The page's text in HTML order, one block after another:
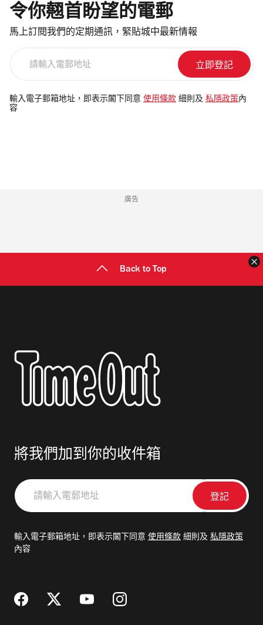
令你翹首盼望的電郵
馬上訂閱我們的定期通訊，緊貼城中最新情報
電
郵
輸入電子郵箱地址，即表示閣下同意 使用條款 細則及 私隱政策 內
容
廣告
Back to Top
將我們加到你的收件箱
請
輸
郵
輸入電子郵箱地址，即表示閣下同意 使用條款 細則及 私隱政策
內容